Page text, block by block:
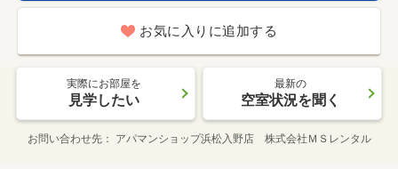
お気に入りに追加する
実際にお部屋を
見学したい
最新の
空室状況を聞く
お問い合わせ先 アパマンショップ浜松入野店 株式会社ＭＳレンタル